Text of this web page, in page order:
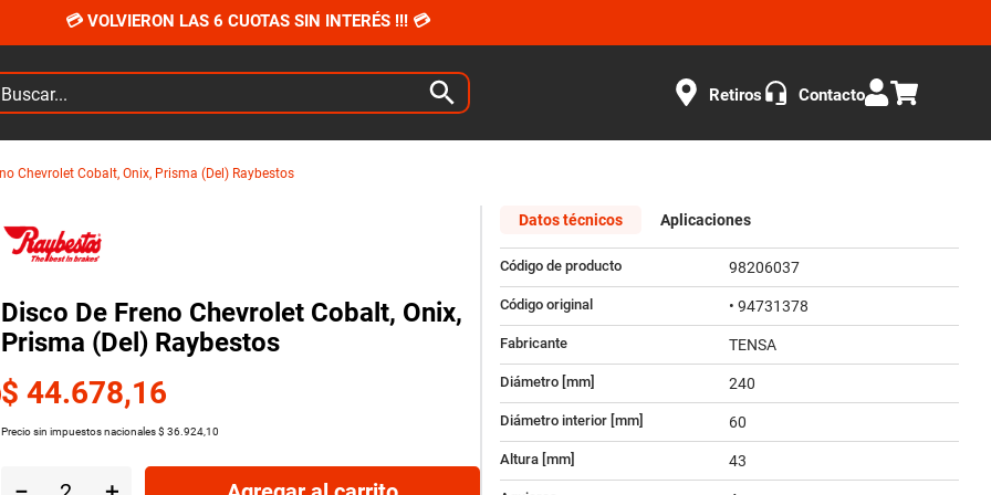
💳 VOLVIERON LAS 6 CUOTAS SIN INTERÉS !!! 💳
Retiros Contacto
Chevrolet Cobalt, Onix, Prisma (Del) Raybestos
Disco De Freno Chevrolet Cobalt, Onix,
Prisma (Del) Raybestos
$ 44.678,16
Precio sin impuestos nacionales$ 36 924,10
Datos técnicos Aplicaciones
Código de producto 98206037
Código original • 94731378
Fabricante TENSA
Diámetro [mm] 240
Diámetro interior [mm] 60
Altura [mm] 43